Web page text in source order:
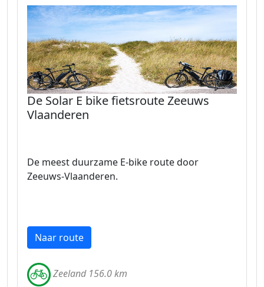
De Solar E bike fietsroute Zeeuws
Vlaanderen
De meest duurzame E-bike route door
Zeeuws-Vlaanderen.
Naar route
Zeeland 156.0 km